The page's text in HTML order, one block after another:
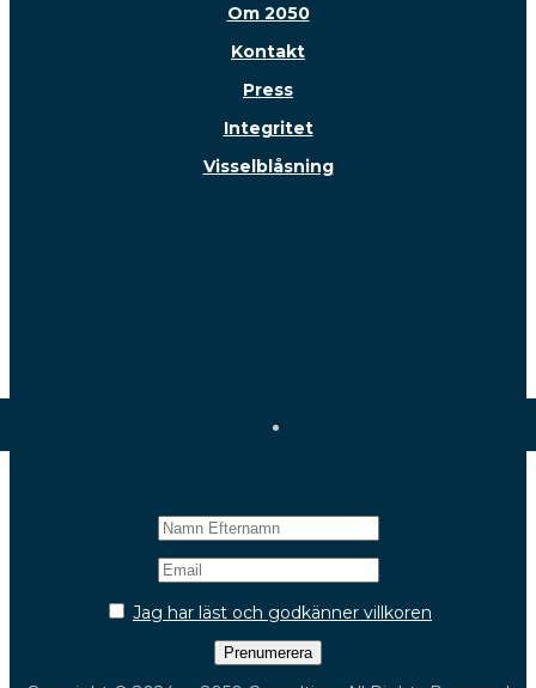
Om 2050
Kontakt
Press
Integritet
Visselblåsning
Jag har läst och godkänner villkoren